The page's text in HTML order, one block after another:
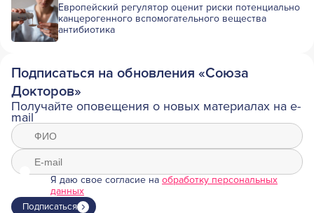
Европейский регулятор оценит риски потенциально
канцерогенного вспомогательного вещества
антибиотика
Подписаться на обновления «Союза
Докторов»
Получайте оповещения о новых материалах на e-
mail
Я даю свое согласие на обработку персональных
данных
Подписаться